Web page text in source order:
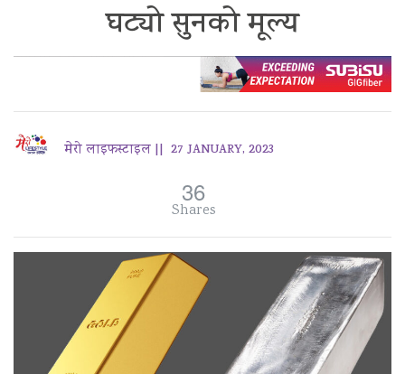
घट्यो सुनको मूल्य
मेरो लाइफस्टाइल || 27 JANUARY, 2023
36
Shares